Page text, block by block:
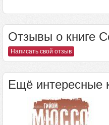
Отзывы о книге
Написать свой отзыв
Ещё интересные